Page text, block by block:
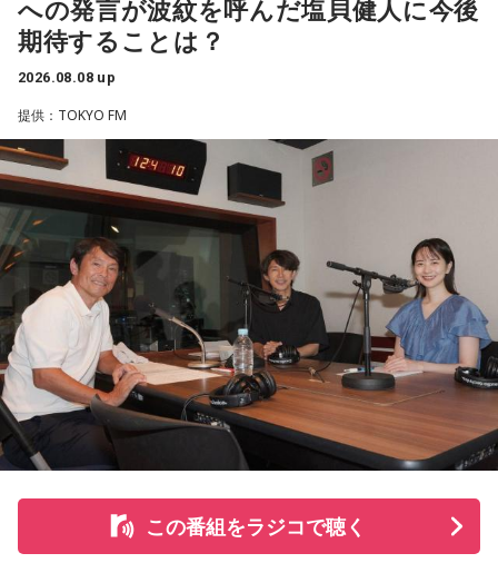
分に、文化放送で特別番組として放送します。
【特別番組概要】
■番組名：『田村淳のNewsCLUB「自分自身と話そうの
日」』
■放送日時：2026年8月11日（火・祝）午前9時00分～10時
00分
■出演：田村淳、砂山圭大郎（文化放送アナウンサー）
■提供：全日本葬祭業協同組合連合会（全葬連）
ろう」のコーナーでは、大きな成功でなくても「自分、本当
によく頑張ったな」と思えるこれまでの出来事を、“自分への
表彰状”という形で来場者から募集・紹介。自身の記憶を改め
て言葉にすることで、人生をじっくりと見つめ直す時間とな
りました。
続く「人生の最後に流したい私のエンディング曲」のコーナ
ーでは、来場者が選んだ“人生の最後に流したい一曲”にまつわ
る思い出を紹介。音楽を通してこれまでの人生を振り返りな
がら、これからの“自分らしい生き方”を考える時間を共有しま
した。田村は、人生の最後に流したい曲について、「お葬式
で流す曲は決めている。しかも自分の声で流したいと思っ
て、毎日ギターの弾き語りを書斎で練習して、音源として残
しているんです。娘たちにも聴こえているはずだから、お葬
式のときに『パパが弾いてた曲だ』と思ってもらえたら」と
思いを語りました。
への発言が波紋を呼んだ塩貝健人に今後
期待することは？
2026.08.08 up
提供：TOKYO FM
この番組をラジコで聴く